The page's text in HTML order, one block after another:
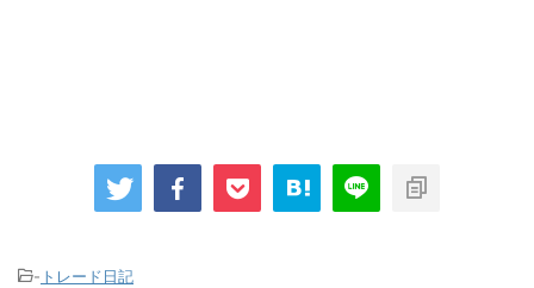
- トレード日記